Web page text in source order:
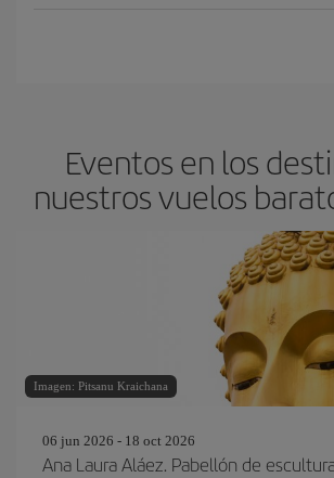
Eventos en los
nuestros vuelos
Imagen: Pitsanu Kraichana
06 jun 2026 - 18 oct 2026
Ana Laura Aláez. Pabellón de